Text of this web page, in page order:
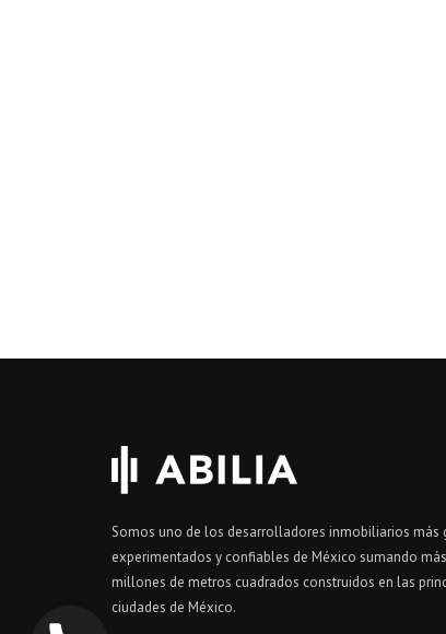
Somos uno de los desarrolladores inmobiliarios más
experimentados y confiables de México sumando
millones de metros cuadrados construidos en las
ciudades de México.